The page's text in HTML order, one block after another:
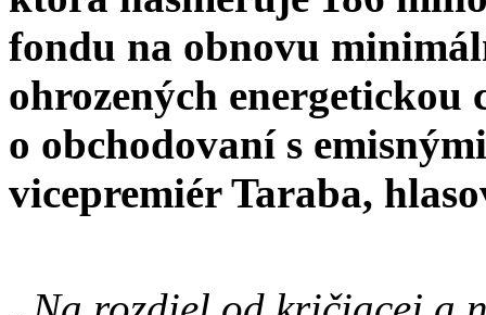
fondu na obnovu
ohrozených energetickou
o obchodovaní s
vicepremiér Taraba,